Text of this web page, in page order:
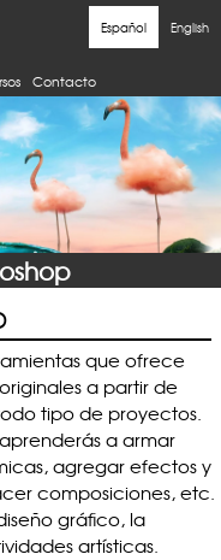
Contacto
que ofrece
a partir de
tipo de proyectos.
a armar
agregar efectos y
composiciones, etc.
gráfico, la
artísticas.